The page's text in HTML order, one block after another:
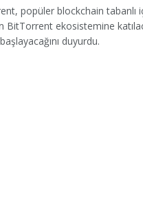
popüler blockchain tabanlı
BitTorrent ekosistemine
duyurdu.